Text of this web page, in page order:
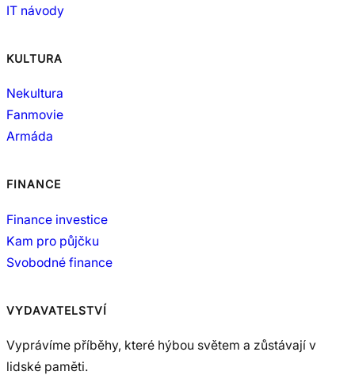
IT návody
KULTURA
Nekultura
Fanmovie
Armáda
FINANCE
Finance investice
Kam pro půjčku
Svobodné finance
VYDAVATELSTVÍ
Vyprávíme příběhy, které hýbou světem a zůstávají v
lidské paměti.